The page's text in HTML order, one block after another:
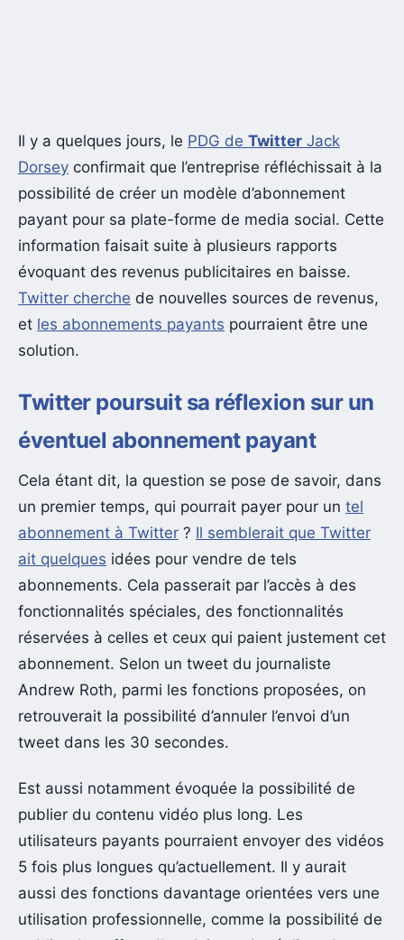
Il y a quelques jours, le PDG de Twitter Jack
Dorsey confirmait que l’entreprise réfléchissait à la
possibilité de créer un modèle d’abonnement
payant pour sa plate-forme de media social. Cette
information faisait suite à plusieurs rapports
évoquant des revenus publicitaires en baisse.
Twitter cherche de nouvelles sources de revenus,
et les abonnements payants pourraient être une
solution.
Twitter poursuit sa réflexion sur un
éventuel abonnement payant
Cela étant dit, la question se pose de savoir, dans
un premier temps, qui pourrait payer pour un tel
abonnement à Twitter ? Il semblerait que Twitter
ait quelques idées pour vendre de tels
abonnements. Cela passerait par l’accès à des
fonctionnalités spéciales, des fonctionnalités
réservées à celles et ceux qui paient justement cet
abonnement. Selon un tweet du journaliste
Andrew Roth, parmi les fonctions proposées, on
retrouverait la possibilité d’annuler l’envoi d’un
tweet dans les 30 secondes.
Est aussi notamment évoquée la possibilité de
publier du contenu vidéo plus long. Les
utilisateurs payants pourraient envoyer des vidéos
5 fois plus longues qu’actuellement. Il y aurait
aussi des fonctions davantage orientées vers une
utilisation professionnelle, comme la possibilité de